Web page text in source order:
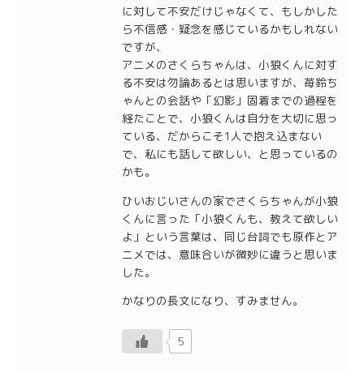
に対して不安だけじゃなくて、もしかした
ら不信感・疑念を感じているかもしれない
ですが、
アニメのさくらちゃんは、小狼くんに対す
る不安は勿論あるとは思いますが、苺鈴ち
ゃんとの会話や「幻影」固着までの過程を
経たことで、小狼くんは自分を大切に思っ
ている、だからこそ1人で抱え込まない
で、私にも話して欲しい、と思っているの
かも。
ひいおじいさんの家でさくらちゃんが小狼
くんに言った「小狼くんも、教えて欲しい
よ」という言葉は、同じ台詞でも原作とア
ニメでは、意味合いが微妙に違うと思いま
した。
かなりの長文になり、すみません。
5